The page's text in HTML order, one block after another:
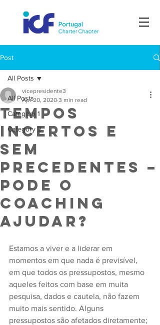
Post
All Posts
Category 1
Category 2
All Posts
Tempos
incertos e
sem
precedentes –
pode o
coaching
ajudar?
vicepresidente3
Apr 20, 2020 3 min read
Estamos a viver e a liderar em
momentos em que nada é previsível,
em que todos os pressupostos, mesmo
aqueles feitos com base em muita
pesquisa, dados e cautela, não fazem
muito mais sentido. Alguns
pressupostos são afetados diretamente;